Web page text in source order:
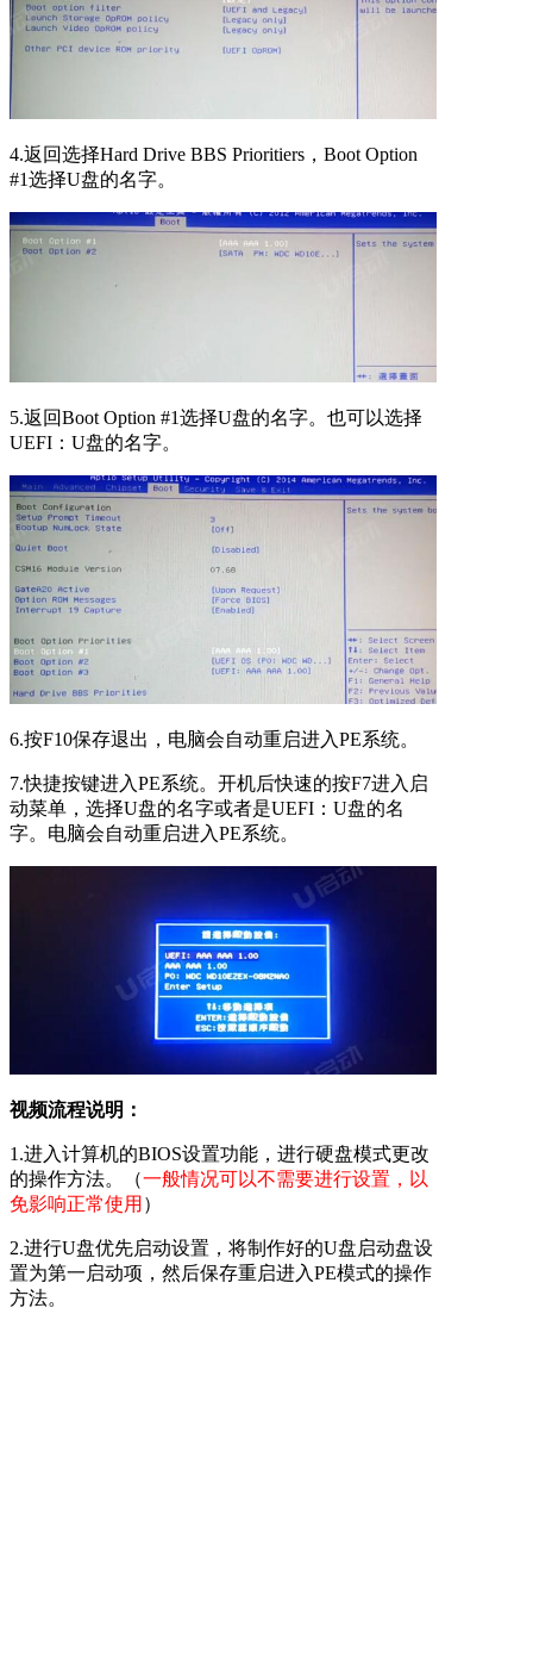
4.返回选择Hard Drive BBS Prioritiers，Boot Option
#1选择U盘的名字。
5.返回Boot Option #1选择U盘的名字。也可以选择
UEFI：U盘的名字。
6.按F10保存退出，电脑会自动重启进入PE系统。
7.快捷按键进入PE系统。开机后快速的按F7进入启
动菜单，选择U盘的名字或者是UEFI：U盘的名
字。电脑会自动重启进入PE系统。
视频流程说明：
1.进入计算机的BIOS设置功能，进行硬盘模式更改
的操作方法。（一般情况可以不需要进行设置，以
免影响正常使用 ）
2.进行U盘优先启动设置，将制作好的U盘启动盘设
置为第一启动项，然后保存重启进入PE模式的操作
方法。